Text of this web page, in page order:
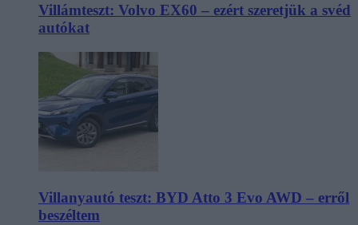
Villámteszt: Volvo EX60 – ezért szeretjük a svéd
autókat
Villanyautó teszt: BYD Atto 3 Evo AWD – erről
beszéltem